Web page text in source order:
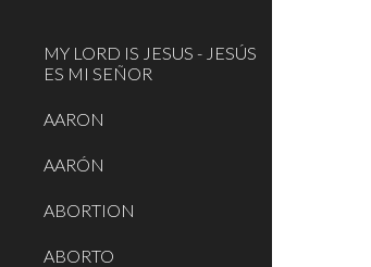
MY LORD IS JESUS - JESÚS
ES MI SEÑOR
AARON
AARÓN
ABORTION
ABORTO